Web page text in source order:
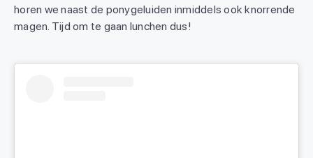
horen we naast de ponygeluiden inmiddels ook knorrende
magen. Tijd om te gaan lunchen dus!